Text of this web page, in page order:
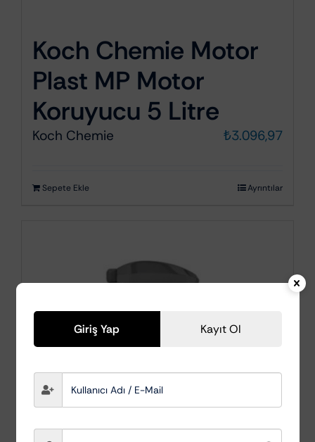
Koch Chemie Motor
Plast MP Motor
Koruyucu 5 Litre
Koch Chemie ₺3.096,97
Sepete Ekle Ayrıntılar
Giriş Yap Kayıt Ol